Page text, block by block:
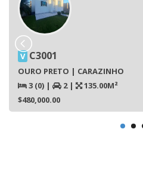
V C3001
OURO PRETO | CARAZINHO
3 (0) | 2 |
135.00M²
$480,000.00